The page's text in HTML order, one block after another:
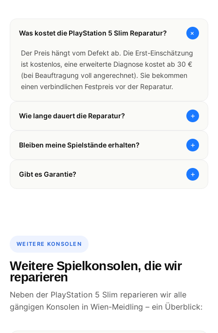
Was kostet die PlayStation 5 Slim Reparatur? +
Der Preis hängt vom Defekt ab. Die Erst-Einschätzung
ist kostenlos, eine erweiterte Diagnose kostet ab 30 €
(bei Beauftragung voll angerechnet). Sie bekommen
einen verbindlichen Festpreis vor der Reparatur.
Wie lange dauert die Reparatur? +
Bleiben meine Spielstände erhalten? +
Gibt es Garantie? +
WEITERE KONSOLEN
Weitere Spielkonsolen, die wir
reparieren
Neben der PlayStation 5 Slim reparieren wir alle
gängigen Konsolen in Wien-Meidling – ein Überblick: